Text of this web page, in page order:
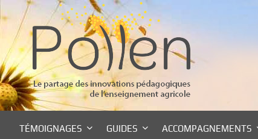
a
e
r
a
u
TÉMOIGNAGES GUIDES ACCOMPAGNEMENTS